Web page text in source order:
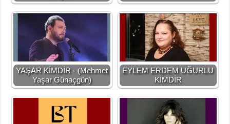
YAŞAR KİMDİR - (Mehmet
Yaşar Günaçgün)
EYLEM ERDEM UĞURLU
KİMDİR